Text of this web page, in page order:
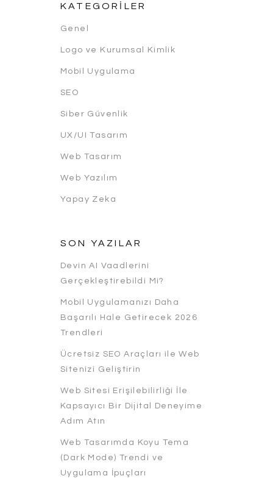
KATEGORILER
Genel
Logo ve Kurumsal Kimlik
Mobil Uygulama
SEO
Siber Güvenlik
UX/UI Tasarım
Web Tasarım
Web Yazılım
Yapay Zeka
SON YAZILAR
Devin AI Vaadlerini
Gerçekleştirebildi Mi?
Mobil Uygulamanızı Daha
Başarılı Hale Getirecek 2026
Trendleri
Ücretsiz SEO Araçları ile Web
Sitenizi Geliştirin
Web Sitesi Erişilebilirliği İle
Kapsayıcı Bir Dijital Deneyime
Adım Atın
Web Tasarımda Koyu Tema
(Dark Mode) Trendi ve
Uygulama İpuçları